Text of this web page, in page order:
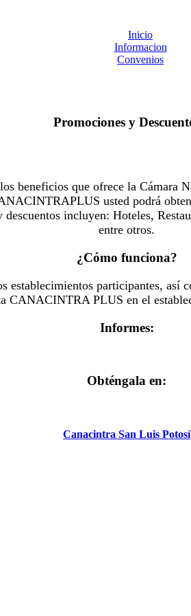
Inicio
Informacion
Convenios
Promociones y
beneficios que ofrece la Cámara
usted podrá
incluyen: Hoteles,
entre otros.
¿Cómo funciona?
establecimientos participantes,
CANACINTRA PLUS en el
Informes:
Obténgala en:
Canacintra San Luis Potosí